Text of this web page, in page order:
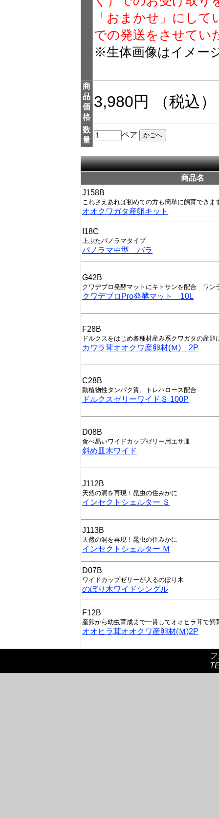
「おまかせ」にし
での発送をさせてい
※生体画像はイメー
商
品
価
格
3,980円 （税込）
数
量
ペア
商品名
J158B
これさえあれば初めての方も簡単に飼育できま
オオクワガタ産卵キット
I18C
上ぶたパノラマタイプ
パノラマ中型 バラ
G42B
クワデブロ発酵マットにキトサンを配合 ワン
クワデブロPro発酵マット 10L
F28B
ドルクスをはじめ各種材産み系クワガタの産卵
カワラ茸オオクワ産卵材(Ｍ) 2P
C28B
動植物性タンパク質、トレハロース配合
ドルクスゼリーワイドＳ 100P
D08B
食べ易いワイドカップゼリー用エサ皿
斜め皿木ワイド
J112B
天然の洞を再現！昆虫の住みかに
インセクトシェルター Ｓ
J113B
天然の洞を再現！昆虫の住みかに
インセクトシェルター Ｍ
D07B
ワイドカップゼリーが入るのぼり木
のぼり木ワイドシングル
F12B
産卵から幼虫育成まで一貫してオオヒラ茸で飼
オオヒラ茸オオクワ産卵材(Ｍ)2P